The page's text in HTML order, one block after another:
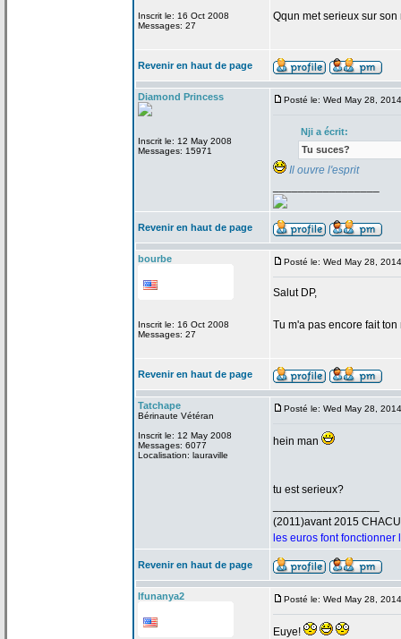
Inscrit le: 16 Oct 2008
Messages: 27
Qqun met serieux sur
Revenir en haut de page
Diamond Princess
Inscrit le: 12 May 2008
Messages: 15971
Posté le: Wed May 28,
Nji a écrit:
Tu suces?
Il ouvre l'esprit
Revenir en haut de page
bourbe
Inscrit le: 16 Oct 2008
Messages: 27
Posté le: Wed May 28,
Salut DP,
Tu m'a pas encore fait ton
Revenir en haut de page
Tatchape
Bérinaute Vétéran
Inscrit le: 12 May 2008
Messages: 6077
Localisation: lauraville
Posté le: Wed May 28,
hein man
tu est serieux?
(2011)avant 2015
les euros font fonctionner
Revenir en haut de page
Ifunanya2 Posté le: Wed May 28,
Euye!